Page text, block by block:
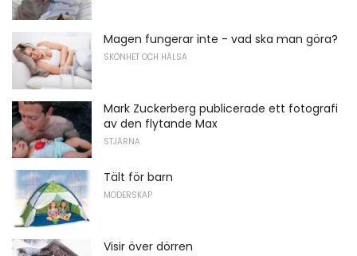
Magen fungerar inte - vad ska man göra?
SKÖNHET OCH HÄLSA
Mark Zuckerberg publicerade ett fotografi
av den flytande Max
STJÄRNA
Tält för barn
MODERSKAP
Visir över dörren